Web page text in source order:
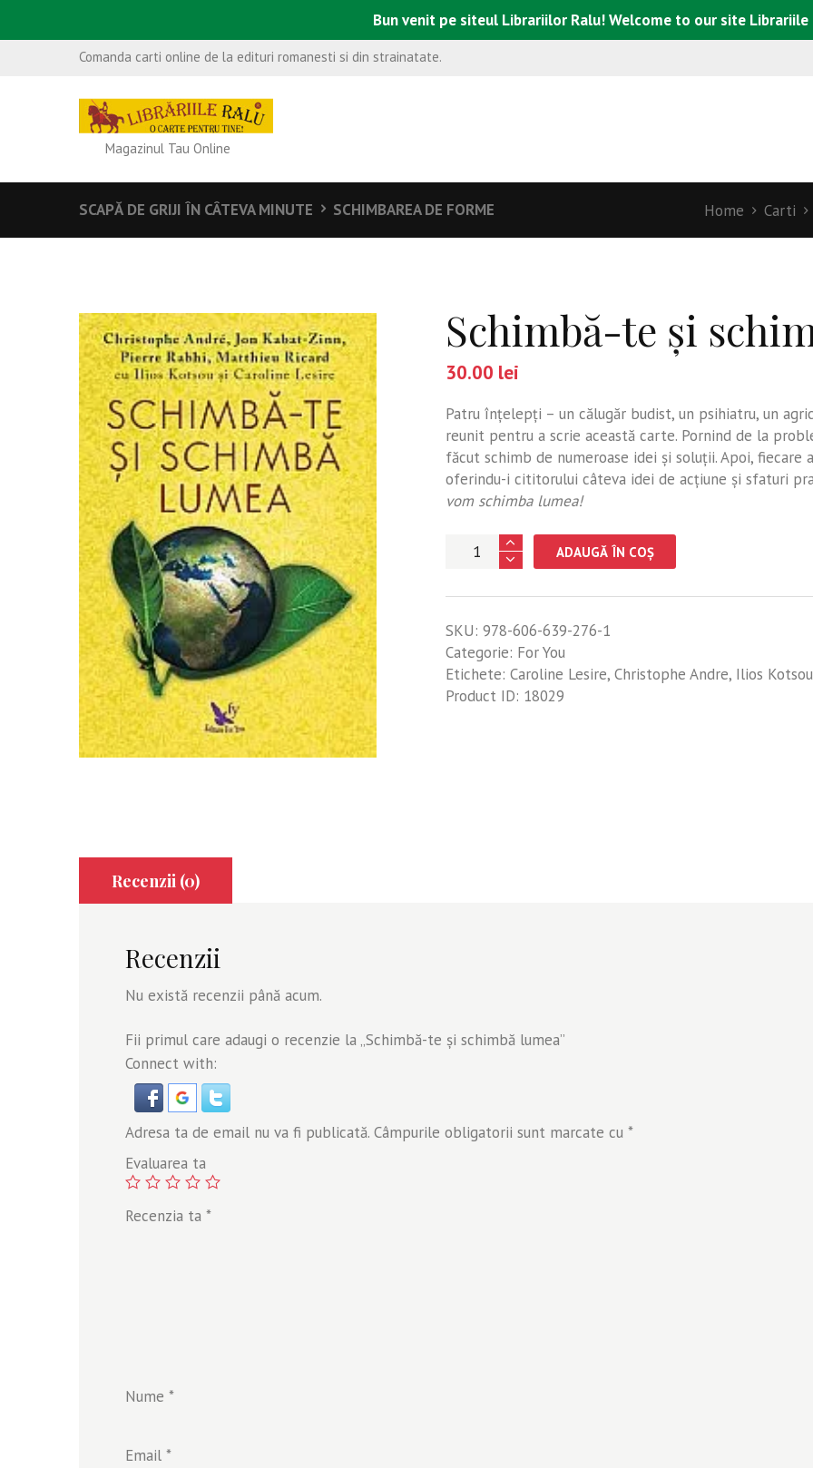
Bun venit pe siteul Librariilor Ralu! Welcome to our site Librariile
Comanda carti online de la edituri romanesti si din strainatate.
Magazinul Tau Online
SCAPĂ DE GRIJI ÎN CÂTEVA MINUTE SCHIMBAREA DE FORME Home Carti
Schimbă-te şi
30.00 lei
Patru înţelepţi – un călugăr budist, un psihiatru, un
reunit pentru a scrie această carte. Pornind de la
făcut schimb de numeroase idei şi soluţii. Apoi,
oferindu-i cititorului câteva idei de acţiune şi sfaturi
vom schimba lumea!
Cantitate
Schimbă-
schimbă
lumea
ADAUGĂ ÎN COȘ
SKU: 978-606-639-276-1
Categorie: For You
Etichete: Caroline Lesire, Christophe Andre, Ilios Kotsou
Product ID: 18029
Recenzii (0)
Recenzii
Nu există recenzii până acum.
Fii primul care adaugi o recenzie la „Schimbă-te şi schimbă lumea”
Connect with:
Adresa ta de email nu va fi publicată. Câmpurile obligatorii sunt marcate cu *
Evaluarea ta
Recenzia ta *
Nume *
Email *